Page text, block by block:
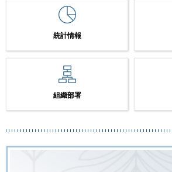
統計情報
組織部署